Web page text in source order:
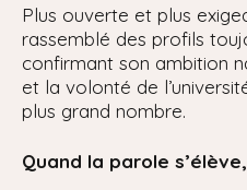
Plus ouverte et plus
rassemblé des profils
confirmant son ambition
et la volonté de
plus grand nombre.
Quand la parole